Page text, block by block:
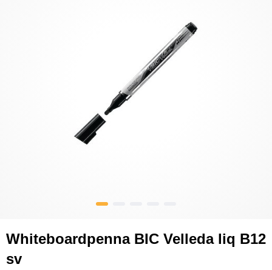
Whiteboardpenna BIC Velleda liq B12
sv